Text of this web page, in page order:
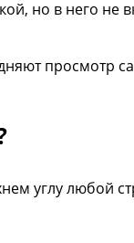
но в него не
просмотр
углу любой